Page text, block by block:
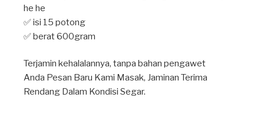
he he
✅ isi 15 potong
✅ berat 600gram
Terjamin kehalalannya, tanpa bahan pengawet
Anda Pesan Baru Kami Masak, Jaminan Terima
Rendang Dalam Kondisi Segar.